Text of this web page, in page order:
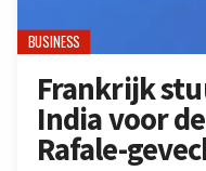
BUSINESS
Frankrijk
India voor
Rafale-